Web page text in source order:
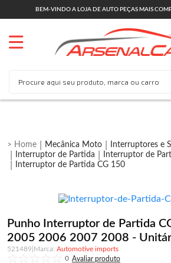
BEM-VINDO A LOJA DE AUTO PEÇAS MAIS
Mecânica Moto
Interruptores e
Interruptor de Partida
Interruptor de
Interruptor de Partida CG 150
Punho Interruptor de Partida
2005 2006 2007 2008 -
521489
Automotive imports
0